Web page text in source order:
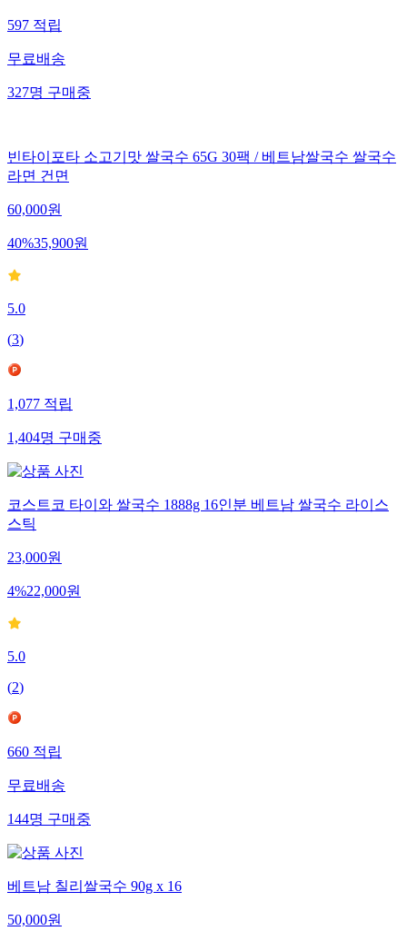
597적립
무료배송
327명구매중
빈타이포타 소고기맛 쌀국수 65G 30팩 / 베트남쌀국수 쌀국수
라면 건면
60,000원
40%35,900원
5.0
(3)
1,077적립
1,404명구매중
코스트코 타이와 쌀국수 1888g 16인분 베트남 쌀국수 라이스
스틱
23,000원
4%22,000원
5.0
(2)
660적립
무료배송
144명구매중
베트남 칠리쌀국수 90g x 16
50,000원